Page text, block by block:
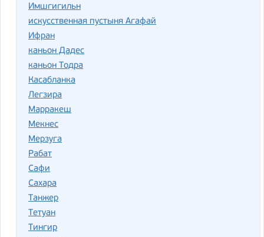
Имшгигильн
искусственная пустыня Агафай
Ифран
каньон Дадес
каньон Тодра
Касабланка
Легзира
Марракеш
Мекнес
Мерзуга
Рабат
Сафи
Сахара
Танжер
Тетуан
Тингир